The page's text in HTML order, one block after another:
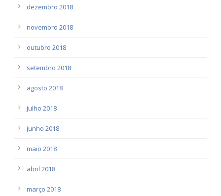
dezembro 2018
novembro 2018
outubro 2018
setembro 2018
agosto 2018
julho 2018
junho 2018
maio 2018
abril 2018
março 2018